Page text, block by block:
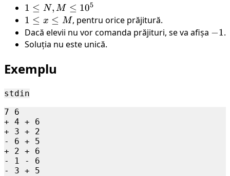
1 \leq
N, M
\leq
10^{5}
1 ≤ N, M ≤ 105
1
\leq
x
M
1 ≤ x ≤ M, pentru orice prăjitură.
Dacă elevii nu vor comanda prăjituri, se va afișa -1
−1.
Soluția nu este unică.
Exemplu
stdin
7 6
+ 4 + 6
+ 3 + 2
- 6 + 5
+ 2 + 6
- 1 - 6
- 3 + 5